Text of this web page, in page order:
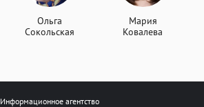
Ольга
Сокольская
Мария
Ковалева
Информационное агентство